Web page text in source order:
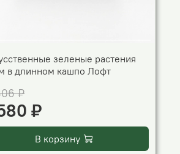
зеленые растения
в длинном кашпо Лофт
₽
₽
В корзину